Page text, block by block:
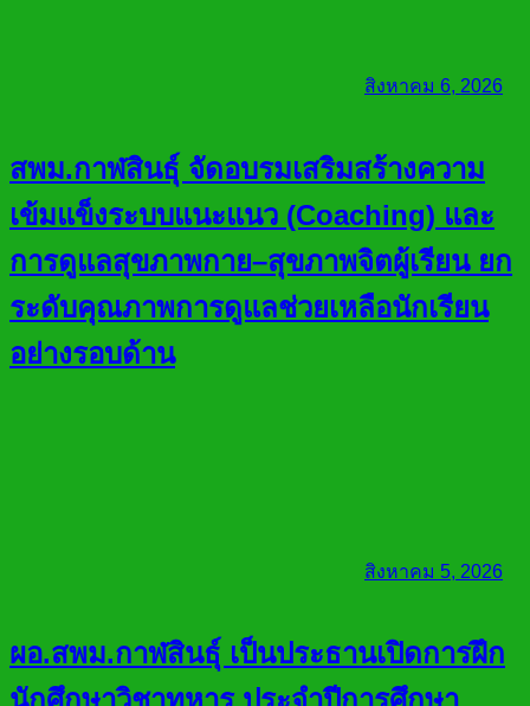
สิงหาคม 6, 2026
สพม.กาฬสินธุ์ จัดอบรมเสริมสร้างความ
เข้มแข็งระบบแนะแนว (Coaching) และ
การดูแลสุขภาพกาย–สุขภาพจิตผู้เรียน ยก
ระดับคุณภาพการดูแลช่วยเหลือนักเรียน
อย่างรอบด้าน
สิงหาคม 5, 2026
ผอ.สพม.กาฬสินธุ์ เป็นประธานเปิดการฝึก